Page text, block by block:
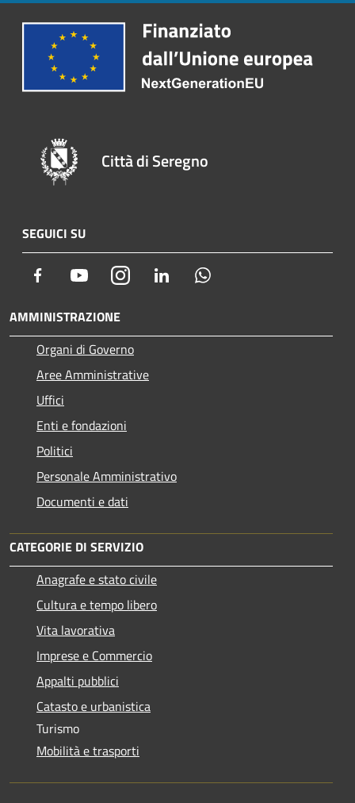
Città di Seregno
SEGUICI SU
Facebook YoutubeInstagram LinkedIn
AMMINISTRAZIONE
Organi di Governo
Aree Amministrative
Uffici
Enti e fondazioni
Politici
Personale Amministrativo
Documenti e dati
CATEGORIE DI SERVIZIO
Anagrafe e stato civile
Cultura e tempo libero
Vita lavorativa
Imprese e Commercio
Appalti pubblici
Catasto e urbanistica
Turismo
Mobilità e trasporti